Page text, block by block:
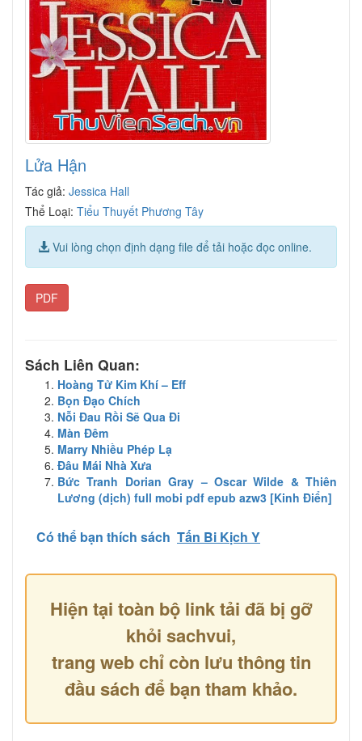
Lửa Hận
Tác giả: Jessica Hall
Thể Loại: Tiểu Thuyết Phương Tây
Vui lòng chọn định dạng file để tải hoặc đọc online.
PDF
Sách Liên Quan:
Hoàng Tử Kim Khí – Eff
Bọn Đạo Chích
Nỗi Đau Rồi Sẽ Qua Đi
Màn Đêm
Marry Nhiều Phép Lạ
Đâu Mái Nhà Xưa
Bức Tranh Dorian Gray – Oscar Wilde & Thiên
Lương (dịch) full mobi pdf epub azw3 [Kinh Điển]
Có thể bạn thích sách Tấn Bi Kịch Y
Hiện tại toàn bộ link tải đã bị gỡ
khỏi sachvui,
trang web chỉ còn lưu thông tin
đầu sách để bạn tham khảo.